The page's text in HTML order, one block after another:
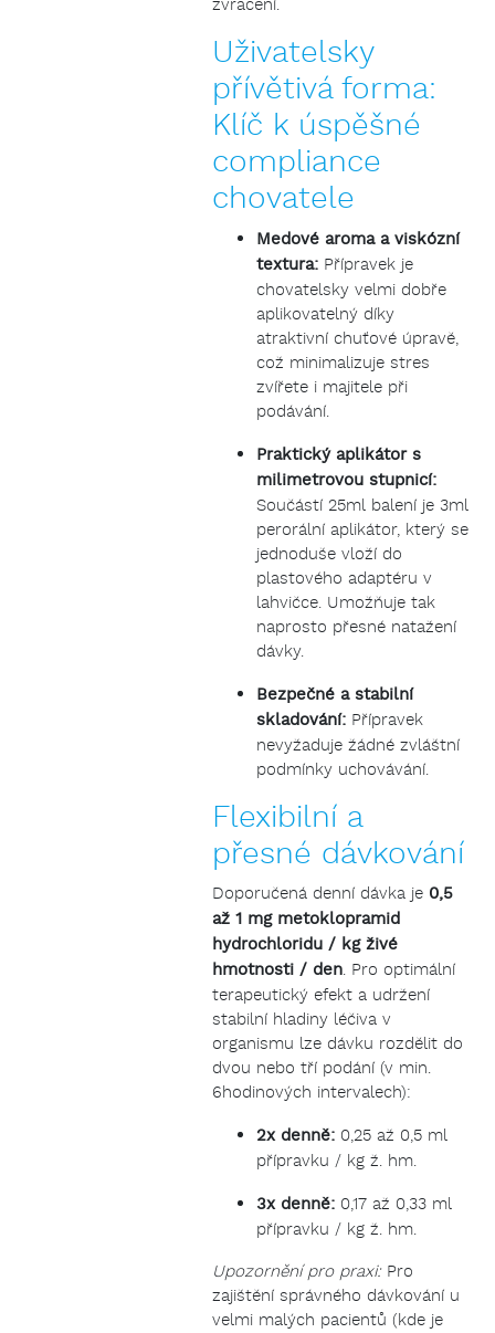
zvracení.
Uživatelsky
přívětivá forma:
Klíč k úspěšné
compliance
chovatele
Medové aroma a viskózní
textura: Přípravek je
chovatelsky velmi dobře
aplikovatelný díky
atraktivní chuťové úpravě,
což minimalizuje stres
zvířete i majitele při
podávání.
Praktický aplikátor s
milimetrovou stupnicí:
Součástí 25ml balení je 3ml
perorální aplikátor, který se
jednoduše vloží do
plastového adaptéru v
lahvičce. Umožňuje tak
naprosto přesné natažení
dávky.
Bezpečné a stabilní
skladování: Přípravek
nevyžaduje žádné zvláštní
podmínky uchovávání.
Flexibilní a
přesné dávkování
Doporučená denní dávka je 0,5
až 1 mg metoklopramid
hydrochloridu / kg živé
hmotnosti / den. Pro optimální
terapeutický efekt a udržení
stabilní hladiny léčiva v
organismu lze dávku rozdělit do
dvou nebo tří podání (v min.
6hodinových intervalech):
2x denně: 0,25 až 0,5 ml
přípravku / kg ž. hm.
3x denně: 0,17 až 0,33 ml
přípravku / kg ž. hm.
Upozornění pro praxi:Pro
zajištění správného dávkování u
velmi malých pacientů (kde je